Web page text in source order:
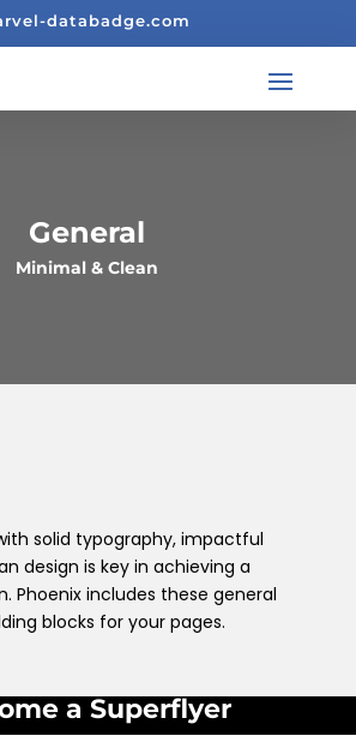
databadge.com
General
Minimal & Clean
solid typography, impactful
design is key in achieving a
Phoenix includes these general
blocks for your pages.
a Superflyer